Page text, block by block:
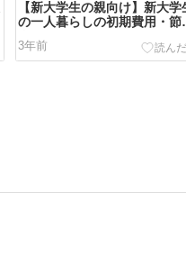
【新大学生の親向け】新大学
の一人暮らしの初期費用・節
すべきところ
3年前